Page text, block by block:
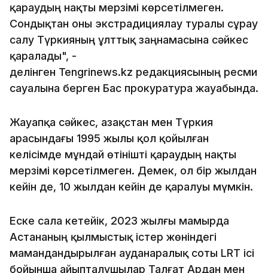
қараудың нақты мерзімі көрсетілмеген.
Сондықтан оны экстрадициялау туралы сұрау
салу Түркияның ұлттық заңнамасына сәйкес
қаралады", -
делінген Tengrinews.kz редакциясының ресми
сауалына берген Бас прокуратура жауабында.
Жауапқа сәйкес, Қазақстан мен Түркия
арасындағы 1995 жылы қол қойылған
келісімде мұндай өтінішті қараудың нақты
мерзімі көрсетілмеген. Демек, ол бір жылдан
кейін де, 10 жылдан кейін де қаралуы мүмкін.
Еске сала кетейік, 2023 жылғы мамырда
Астананың қылмыстық істер жөніндегі
мамандандырылған ауданаралық соты LRT ісі
бойынша айыпталушылар Талғат Ардан мен